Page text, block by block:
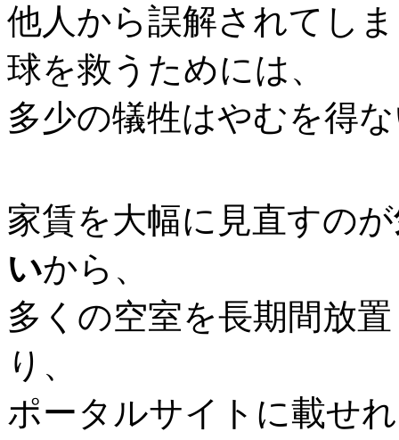
他人から誤解されてし
球を救うためには、
多少の犠牲はやむを得
家賃を大幅に見直すのが
いから、
多くの空室を長期間放
り、
ポータルサイトに載せ